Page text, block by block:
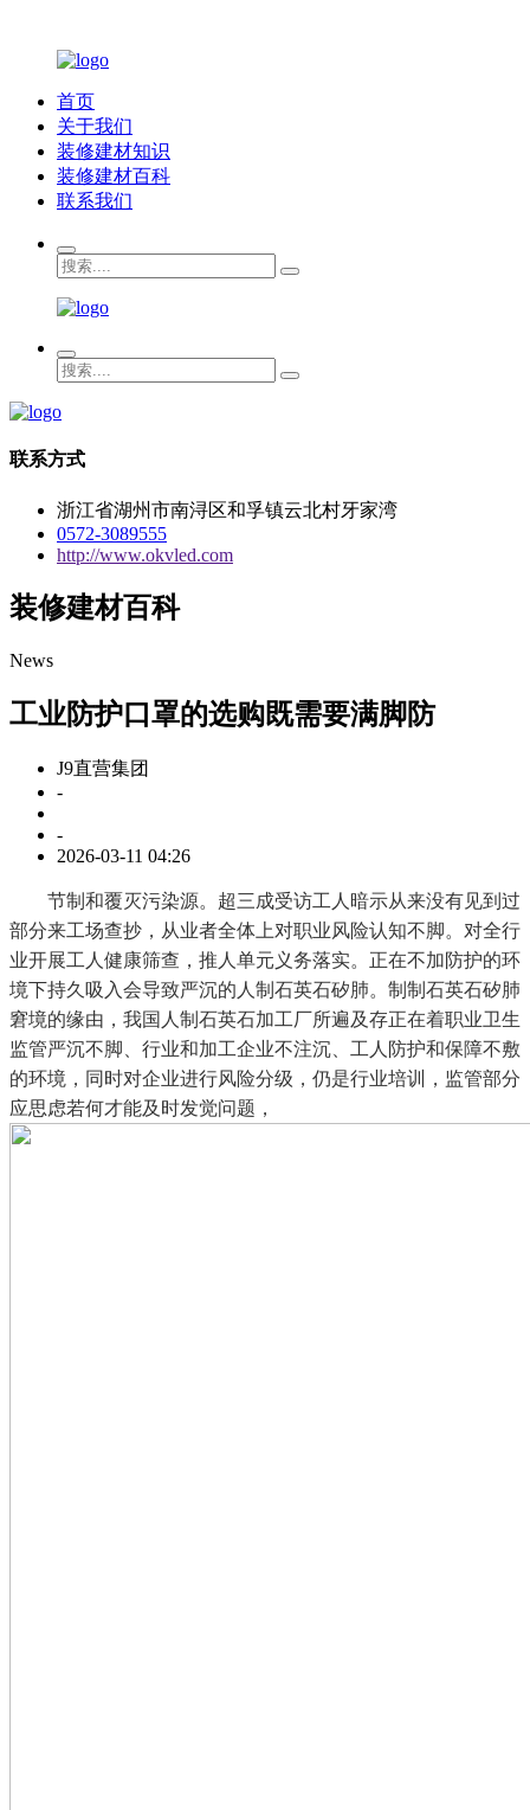
首页
关于我们
装修建材知识
装修建材百科
联系我们
联系方式
浙江省湖州市南浔区和孚镇云北村牙家湾
0572-3089555
http://www.okvled.com
装修建材百科
News
工业防护口罩的选购既需要满脚防
J9直营集团
-
-
2026-03-11 04:26
节制和覆灭污染源。超三成受访工人暗示从来没有见到过
部分来工场查抄，从业者全体上对职业风险认知不脚。对全行
业开展工人健康筛查，推人单元义务落实。正在不加防护的环
境下持久吸入会导致严沉的人制石英石矽肺。制制石英石矽肺
窘境的缘由，我国人制石英石加工厂所遍及存正在着职业卫生
监管严沉不脚、行业和加工企业不注沉、工人防护和保障不敷
的环境，同时对企业进行风险分级，仍是行业培训，监管部分
应思虑若何才能及时发觉问题，